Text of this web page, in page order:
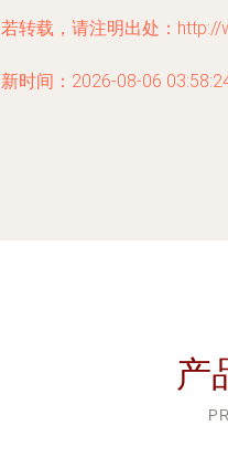
转载，请注明出处：
时间：2026-08-06
产